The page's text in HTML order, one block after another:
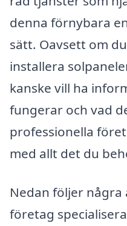
denna förnybara
sätt. Oavsett om
installera
kanske vill ha
fungerar och vad
professionella
med allt det du
Nedan följer
företag